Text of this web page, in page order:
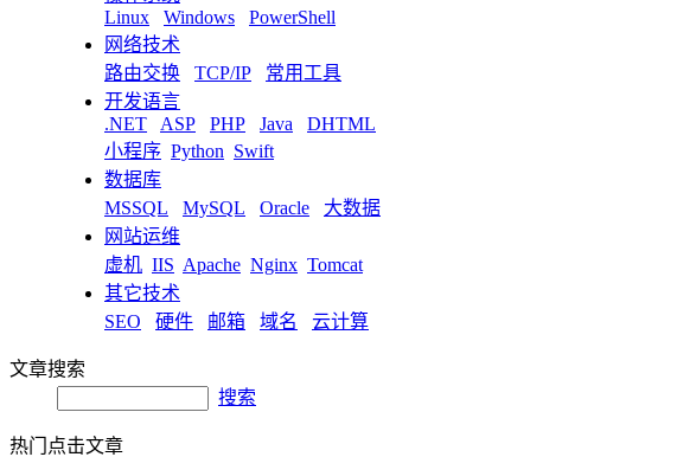
Linux
Windows
PowerShell
网络技术
路由交换
TCP/IP
常用工具
开发语言
.NET
ASP PHP Java
DHTML
小程序 Python Swift
数据库
MSSQL
MySQL Oracle
大数据
网站运维
虚机 IIS Apache Nginx Tomcat
其它技术
SEO
硬件 邮箱 域名 云计算
文章搜索
搜索
热门点击文章